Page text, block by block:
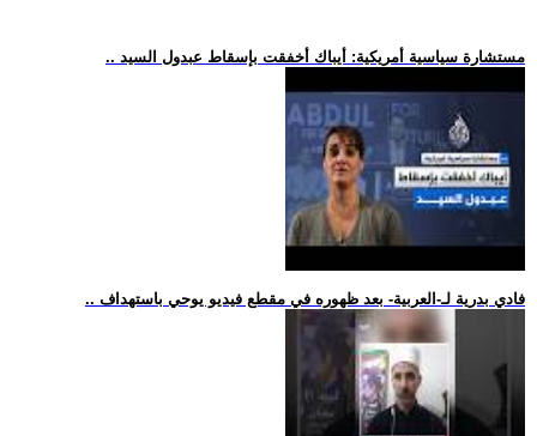
.. مستشارة سياسية أمريكية: أيباك أخفقت بإسقاط عبدول السيد
.. فادي بدرية لـ-العربية- بعد ظهوره في مقطع فيديو يوحي باستهداف